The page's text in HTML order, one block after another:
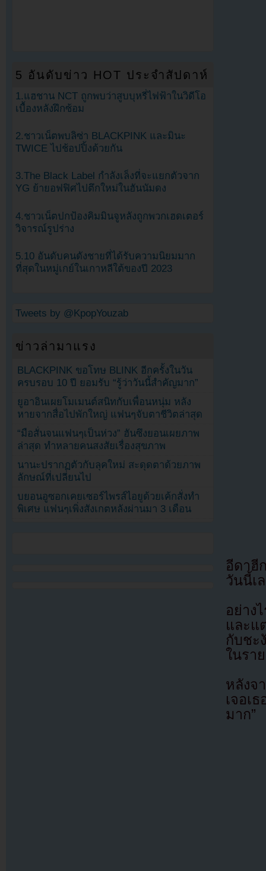
อีดาฮี
วันนี้เ
อย่าง
และแ
กับชะ
ในรา
หลังจ
เจอเ
มาก”
5 อันดับข่าว HOT ประจำสัปดาห์
1.แฮชาน NCT ถูกพบว่าสูบบุหรี่ไฟฟ้าในวิดีโอ
เบื้องหลังฝึกซ้อม
2.ชาวเน็ตพบลิซ่า BLACKPINK และมินะ
TWICE ไปช้อปปิ้งด้วยกัน
3.The Black Label กำลังเล็งที่จะแยกตัวจาก
YG ย้ายอฟฟิศไปตึกใหม่ในฮันนัมดง
4.ชาวเน็ตปกป้องคิมมินจูหลังถูกพวกเฮดเตอร์
วิจารณ์รูปร่าง
5.10 อันดับคนดังชายที่ได้รับความนิยมมาก
ที่สุดในหมู่เกย์ในเกาหลีใต้ของปี 2023
Tweets by @KpopYouzab
ข่าวล่ามาแรง
BLACKPINK ขอโทษ BLINK อีกครั้งในวัน
ครบรอบ 10 ปี ยอมรับ “รู้ว่าวันนี้สำคัญมาก”
ยูอาอินเผยโมเมนต์สนิทกับเพื่อนหนุ่ม หลัง
หายจากสื่อไปพักใหญ่ แฟนๆจับตาชีวิตล่าสุด
“มือสั่นจนแฟนๆเป็นห่วง” ฮันซึงยอนเผยภาพ
ล่าสุด ทำหลายคนสงสัยเรื่องสุขภาพ
นานะปรากฏตัวกับลุคใหม่ สะดุดตาด้วยภาพ
ลักษณ์ที่เปลี่ยนไป
บยอนอูซอกเคยเซอร์ไพรส์ไอยูด้วยเค้กสั่งทำ
พิเศษ แฟนๆเพิ่งสังเกตหลังผ่านมา 3 เดือน